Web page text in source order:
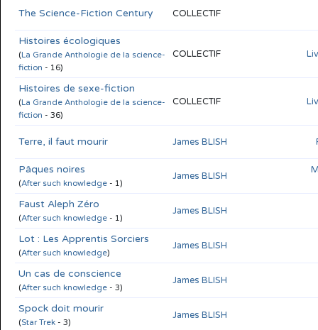
The Science-Fiction Century COLLECTIF
Histoires écologiques
(La Grande Anthologie de la science-
fiction - 16)
COLLECTIF
Histoires de sexe-fiction
(La Grande Anthologie de la science-
fiction - 36)
COLLECTIF
Terre, il faut mourir James BLISH
Pâques noires
(After such knowledge - 1)
James BLISH
Faust Aleph Zéro
(After such knowledge - 1)
James BLISH
Lot : Les Apprentis Sorciers
(After such knowledge)
James BLISH
Un cas de conscience
(After such knowledge - 3)
James BLISH
Spock doit mourir
(Star Trek - 3)
James BLISH